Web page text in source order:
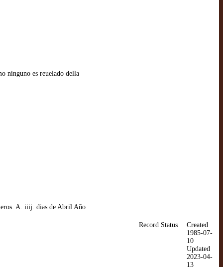
ninguno es reuelado della
A. iiij. dias de Abril Año
Record Status
Created
1985-07-
10
Updated
2023-04-
13